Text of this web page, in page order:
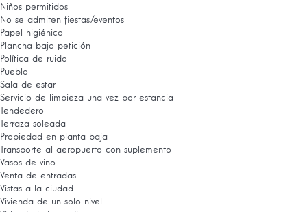
Niños permitidos
No se admiten fiestas/eventos
Papel higiénico
Plancha bajo petición
Política de ruido
Pueblo
Sala de estar
Servicio de limpieza una vez por estancia
Tendedero
Terraza soleada
Propiedad en planta baja
Transporte al aeropuerto con suplemento
Vasos de vino
Venta de entradas
Vistas a la ciudad
Vivienda de un solo nivel